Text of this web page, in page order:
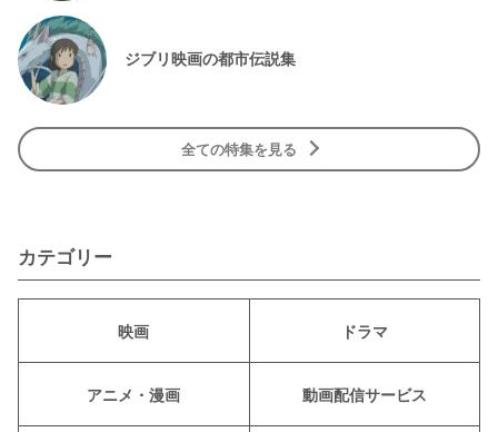
ジブリ映画の都市伝説集
全ての特集を見る
カテゴリー
映画 ドラマ
アニメ・漫画 動画配信サービス